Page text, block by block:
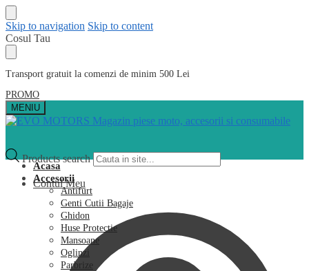
Skip to navigation Skip to content
Cosul Tau
Transport gratuit la comenzi de minim 500 Lei
PROMO
MENIU
Products search
Contul Meu
Acasa
Accesorii
Antifurt
Genti Cutii Bagaje
Ghidon
Huse Protectie
Mansoane
Oglinzi
Parbrize